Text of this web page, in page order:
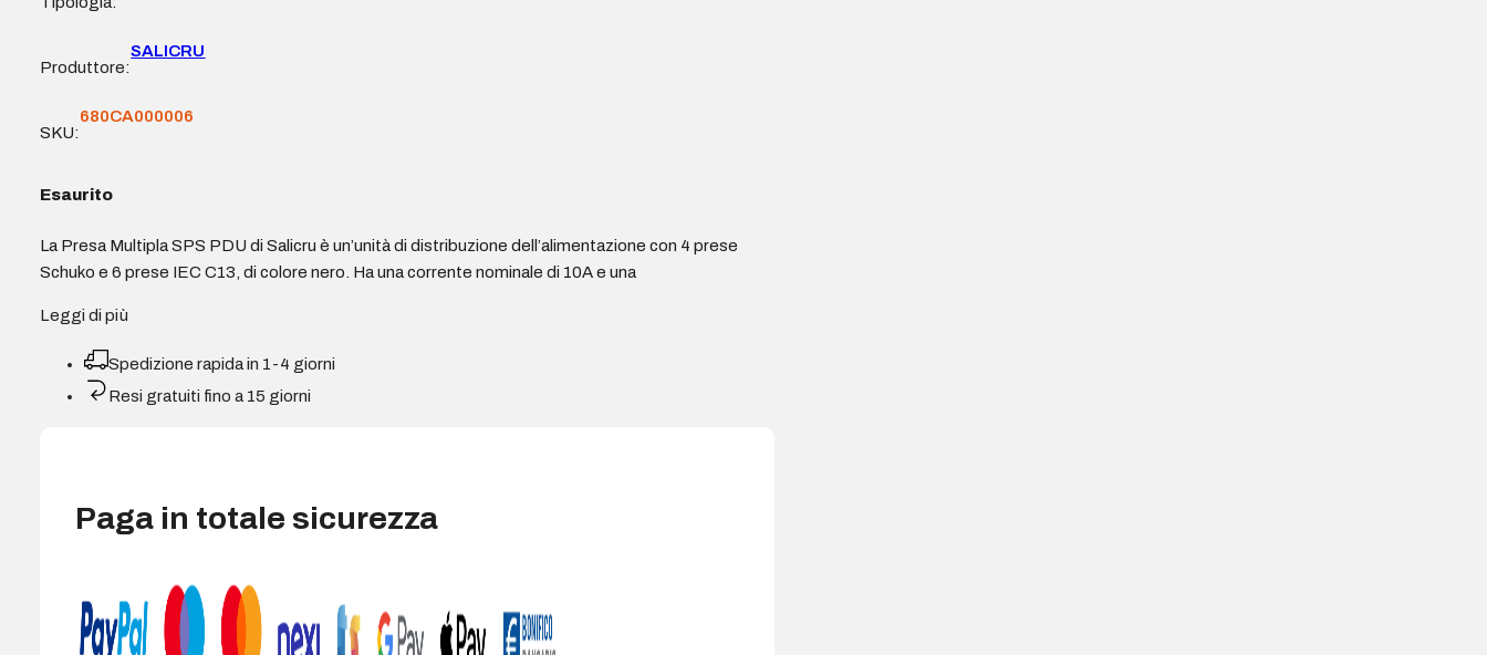
Produttore:
SALICRU
SKU:
680CA000006
Esaurito
La Presa Multipla SPS PDU di Salicru è un’unità di distribuzione dell’alimentazione con 4 prese
Schuko e 6 prese IEC C13, di colore nero. Ha una corrente nominale di 10A e una
Leggi di più
Spedizione rapida in 1-4 giorni
Resi gratuiti fino a 15 giorni
Paga in totale sicurezza